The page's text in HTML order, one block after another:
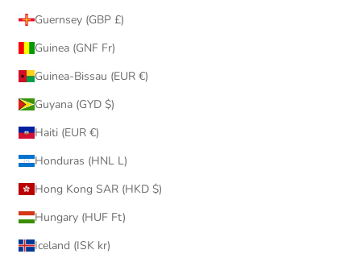
Guernsey (GBP £)
Guinea (GNF Fr)
Guinea-Bissau (EUR €)
Guyana (GYD $)
Haiti (EUR €)
Honduras (HNL L)
Hong Kong SAR (HKD $)
Hungary (HUF Ft)
Iceland (ISK kr)